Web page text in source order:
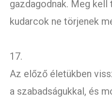
gazdagodnak. Meg kell
kudarcok ne törjenek
17.
Az előző életükben
a szabadságukkal, és